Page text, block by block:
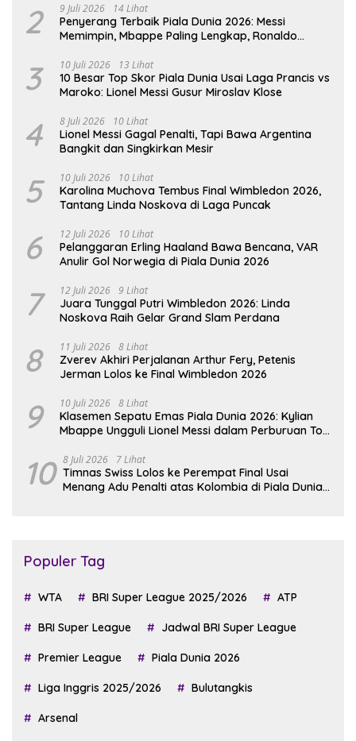
2 9 Juli 2026 14 Lihat
Penyerang Terbaik Piala Dunia 2026: Messi
Memimpin, Mbappe Paling Lengkap, Ronaldo
3 10 Juli 2026 13 Lihat
10 Besar Top Skor Piala Dunia Usai Laga Prancis vs
Maroko: Lionel Messi Gusur Miroslav Klose
4 8 Juli 2026 10 Lihat
Lionel Messi Gagal Penalti, Tapi Bawa Argentina
Bangkit dan Singkirkan Mesir
5 10 Juli 2026 10 Lihat
Karolina Muchova Tembus Final Wimbledon 2026,
Tantang Linda Noskova di Laga Puncak
6 12 Juli 2026 10 Lihat
Pelanggaran Erling Haaland Bawa Bencana, VAR
Anulir Gol Norwegia di Piala Dunia 2026
7 12 Juli 2026 9 Lihat
Juara Tunggal Putri Wimbledon 2026: Linda
Noskova Raih Gelar Grand Slam Perdana
8 11 Juli 2026 8 Lihat
Zverev Akhiri Perjalanan Arthur Fery, Petenis
Jerman Lolos ke Final Wimbledon 2026
9 10 Juli 2026 8 Lihat
Klasemen Sepatu Emas Piala Dunia 2026: Kylian
Mbappe Ungguli Lionel Messi dalam Perburuan Top
10 8 Juli 2026 7 Lihat
Timnas Swiss Lolos ke Perempat Final Usai
Menang Adu Penalti atas Kolombia di Piala Dunia
Populer Tag
WTA BRI Super League 2025/2026 ATP
BRI Super League Jadwal BRI Super League
Premier League Piala Dunia 2026
Liga Inggris 2025/2026 Bulutangkis
Arsenal